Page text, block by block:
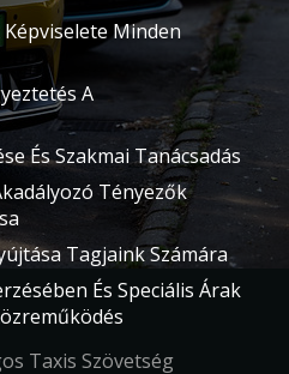
Minden
A
És Szakmai Tanácsadás
Tényezők
Tagjaink Számára
És Speciális Árak
Taxis Szövetség